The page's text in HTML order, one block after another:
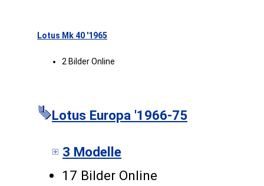
Lotus Mk 40 '1965
2 Bilder Online
Lotus Europa '1966-75
3 Modelle
17 Bilder Online